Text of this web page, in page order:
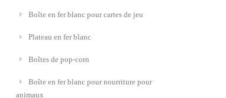
Boîte en fer blanc pour cartes de jeu
Plateau en fer blanc
Boîtes de pop-corn
Boîte en fer blanc pour nourriture pour
animaux